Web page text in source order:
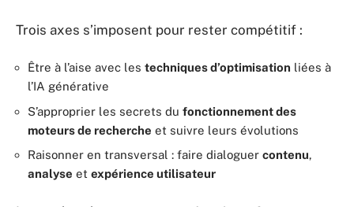
Trois axes s’imposent pour rester compétitif :
Être à l’aise avec les techniques d’optimisation liées à
l’IA générative
S’approprier les secrets du fonctionnement des
moteurs de recherche et suivre leurs évolutions
Raisonner en transversal : faire dialoguer contenu,
analyse et expérience utilisateur